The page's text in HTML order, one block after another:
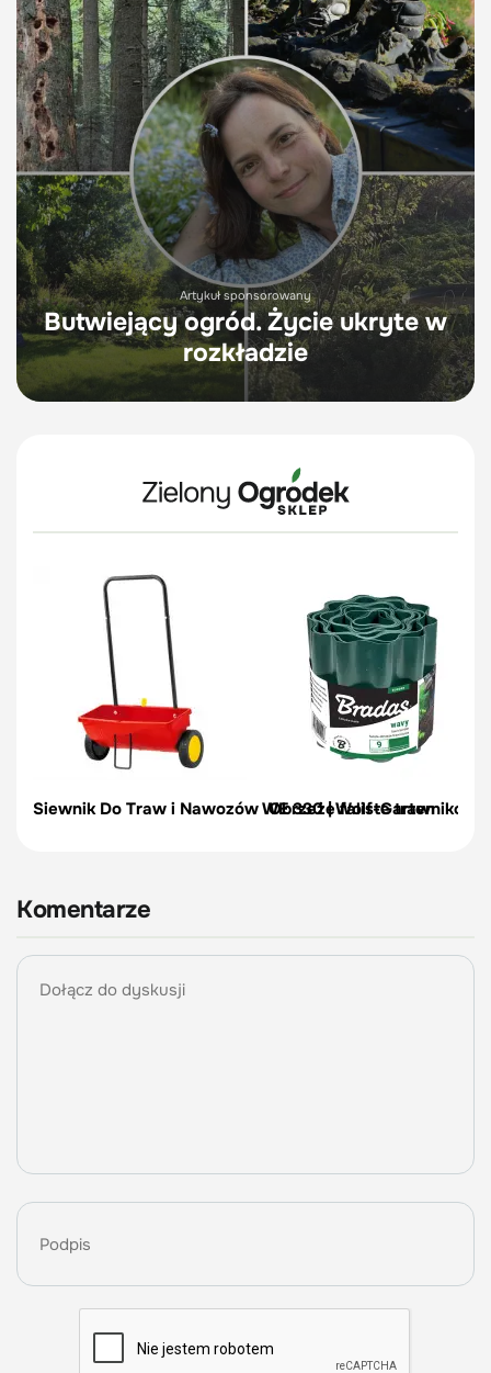
Artykuł sponsorowany
Butwiejący ogród. Życie ukryte w
rozkładzie
Siewnik Do Traw i Nawozów WE 330 | Wolf-Garten
Obrzeże faliste trawnikowe
Komentarze